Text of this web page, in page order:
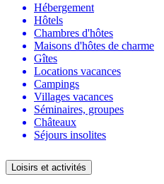
Hébergement
Hôtels
Chambres d'hôtes
Maisons d'hôtes de charme
Gîtes
Locations vacances
Campings
Villages vacances
Séminaires, groupes
Châteaux
Séjours insolites
Loisirs et activités